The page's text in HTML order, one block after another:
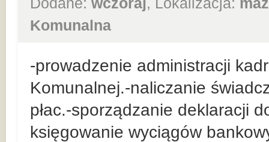
Komunalna
-prowadzenie administracji
Komunalnej.-naliczanie
płac.-sporządzanie deklaracji
księgowanie wyciągów